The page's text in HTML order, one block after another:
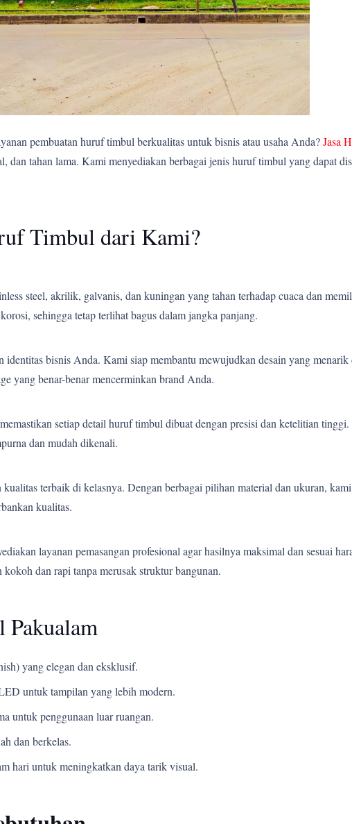
pembuatan huruf timbul berkualitas untuk bisnis atau usaha Anda?Jasa
dan tahan lama. Kami menyediakan berbagai jenis huruf timbul yang dapat
Timbul dari Kami?
steel, akrilik, galvanis, dan kuningan yang tahan terhadap cuaca dan
sehingga tetap terlihat bagus dalam jangka panjang.
identitas bisnis Anda. Kami siap membantu mewujudkan desain yang
yang benar-benar mencerminkan brand Anda.
setiap detail huruf timbul dibuat dengan presisi dan ketelitian
dan mudah dikenali.
terbaik di kelasnya. Dengan berbagai pilihan material dan ukuran,
kualitas.
layanan pemasangan profesional agar hasilnya maksimal dan sesuai
dan rapi tanpa merusak struktur bangunan.
Pakualam
yang elegan dan eksklusif.
untuk tampilan yang lebih modern.
untuk penggunaan luar ruangan.
dan berkelas.
hari untuk meningkatkan daya tarik visual.